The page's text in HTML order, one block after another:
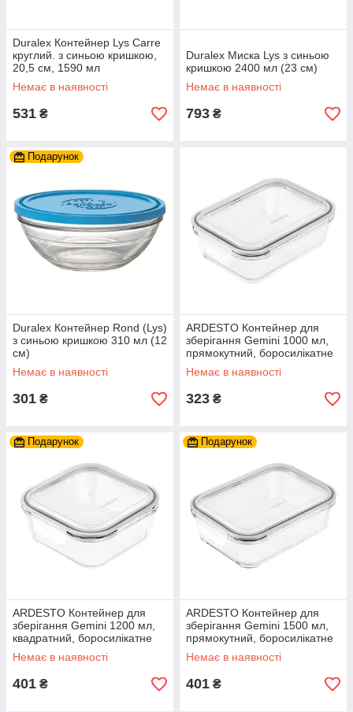
Duralex Контейнер Lys Carre
круглий. з синьою кришкою,
20,5 см, 1590 мл
Немає в наявності
531 ₴
Duralex Миска Lys з синьою
кришкою 2400 мл (23 см)
Немає в наявності
793 ₴
Подарунок
Duralex Контейнер Rond (Lys)
з синьою кришкою 310 мл (12
см)
Немає в наявності
301 ₴
ARDESTO Контейнер для
зберігання Gemini 1000 мл,
прямокутний, боросилікатне
скло
Немає в наявності
323 ₴
Подарунок
ARDESTO Контейнер для
зберігання Gemini 1200 мл,
квадратний, боросилікатне
скло
Немає в наявності
401 ₴
Подарунок
ARDESTO Контейнер для
зберігання Gemini 1500 мл,
прямокутний, боросилікатне
скло
Немає в наявності
401 ₴